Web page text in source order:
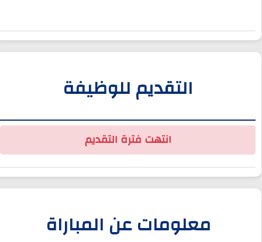
التقديم للوظيفة
انتهت فترة التقديم
معلومات عن المباراة